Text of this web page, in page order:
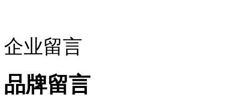
企业留言
品牌留言